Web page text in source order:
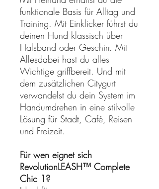
funktionale Basis für Alltag und
Training. Mit Einklicker führst du
deinen Hund klassisch über
Halsband oder Geschirr. Mit
Allesdabei hast du alles
Wichtige griffbereit. Und mit
dem zusätzlichen Citygurt
verwandelst du dein System im
Handumdrehen in eine stilvolle
Lösung für Stadt, Café, Reisen
und Freizeit.
Für wen eignet sich
RevolutionLEASH™ Complete
Chic 1?